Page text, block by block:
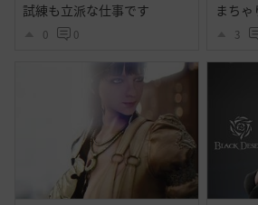
試練も立派な仕事です
0 0 3